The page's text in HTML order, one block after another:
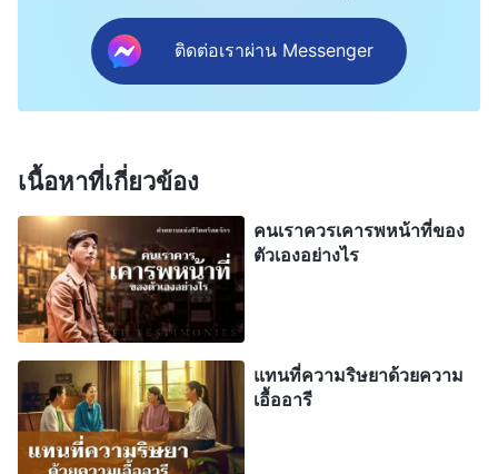
พอกลับถึงบ้านฉันก็นั่งลงบนเตียงด้วยความหดหู่ ยิ่ง
ครุ่นคิดถึงมันฉันก็ยิ่งรู้สึกไม่สบายใจ ฉันคิดว่า “ขืนเป็น
แบบนี้ต่อไปโอกาสจะได้เป็นผู้นำของฉันก็จะน้อยมาก
มากกว่านี้ ฉันแพ้เธอมากไปกว่านี้ไม่ได้แล้ว” ต่อมา ฉัน
สังเกตเห็นว่าพี่สาวเซียงมีความกังวลใจเรื่องของการ
ข่มเหงอันโหดเหี้ยมของพรรคคอมมิวนิสต์จีน อีกทั้ง
รู้สึกว่าถูกบีบบังคับในหน้าที่ของเธอด้วย ฉันจึงรีบหา
พระวจนะของพระเจ้าบางส่วนไปสามัคคีธรรมกับเธอ
เช้าตรู่ แต่ก็ต้องประหลาดใจที่พี่สาวหยางไปถึงเช้ายิ่ง
กว่า และได้สามัคคีธรรมกับพี่สาวเซียงไปก่อนแล้ว
หัวใจฉันดิ่งเหวและคิดว่า “คุณทำแบบนี้อีกได้อย่างไร?
ติดต่อเราผ่าน Messenger
เนื้อหาที่เกี่ยวข้อง
คนเราควรเคารพหน้าที่ของ
ตัวเองอย่างไร
แทนที่ความริษยาด้วยความ
เอื้ออารี